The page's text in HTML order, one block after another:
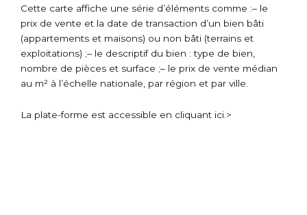
Cette carte affiche une série d’éléments comme :– le
prix de vente et la date de transaction d’un bien bâti
(appartements et maisons) ou non bâti (terrains et
exploitations) ;– le descriptif du bien : type de bien,
nombre de pièces et surface ;– le prix de vente médian
au m² à l’échelle nationale, par région et par ville.
La plate-forme est accessible en cliquant ici.>